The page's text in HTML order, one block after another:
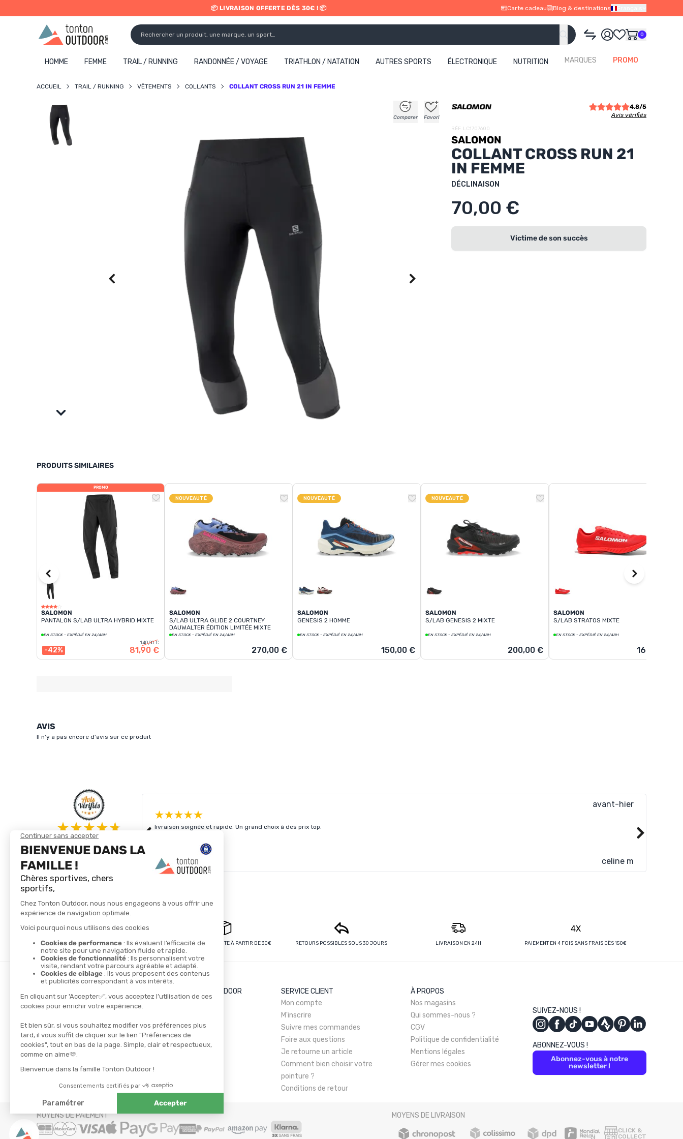
content
📦 LIVRAISON OFFERTE DÈS 30€ ! 📦
✨ RETRAIT EN MAGASIN GRATUIT
Carte cadeau Blog & destinations
0
HOMME FEMME TRAIL / RUNNING RANDONNÉE / VOYAGE TRIATHLON / NATATION AUTRES SPORTS ÉLECTRONIQUE NUTRITION MARQUES PROMO
ACCUEIL TRAIL / RUNNING VÊTEMENTS COLLANTS COLLANT CROSS RUN 21 IN FEMME
+
+
Comparer
+
+
Favori
4.8/5
Avis vérifiés
RÉF. LC1707600
SALOMON
COLLANT CROSS RUN 21
IN FEMME
DÉCLINAISON
70,00 €
Victime de son succès
PRODUITS SIMILAIRES
PROMO
SALOMON
PANTALON S/LAB ULTRA HYBRID MIXTE
EN STOCK - EXPÉDIÉ EN 24/48H
-42%
140,00 €
81,90 €
NOUVEAUTÉ
SALOMON
S/LAB ULTRA GLIDE 2 COURTNEY
DAUWALTER ÉDITION LIMITÉE MIXTE
EN STOCK - EXPÉDIÉ EN 24/48H
270,00 €
NOUVEAUTÉ
SALOMON
GENESIS 2 HOMME
EN STOCK - EXPÉDIÉ EN 24/48H
150,00 €
NOUVEAUTÉ
SALOMON
S/LAB GENESIS 2 MIXTE
EN STOCK - EXPÉDIÉ EN 24/48H
200,00 €
SALOMON
S/LAB STRATOS MIXTE
EN STOCK - EXPÉDIÉ EN 24/48H
160,00 €
AVIS
Il n'y a pas encore d'avis sur ce produit
4.8/5
Basé sur4 316avis des 12 derniers mois
Voir tous les avis
avant-hier
livraison soignée et rapide. Un grand choix à des prix top.
celine m
PAIEMENT SÉCURISÉ LIVRAISON GRATUITE À PARTIR DE 30€ RETOURS POSSIBLES SOUS 30 JOURS LIVRAISON EN 24H
4X
PAIEMENT EN 4 FOIS SANS FRAIS DÈS 150€
TROUVER UN MAGASIN
CONTACTEZ-NOUS
LES + DE TONTON OUTDOOR
Les codes promos
SERVICE CLIENT
Mon compte
M'inscrire
Suivre mes commandes
Foire aux questions
Je retourne un article
Comment bien choisir votre
pointure ?
Conditions de retour
À PROPOS
Nos magasins
Qui sommes-nous ?
CGV
Politique de confidentialité
Mentions légales
Gérer mes cookies
NOS PARTENAIRES
SUIVEZ-NOUS !
ABONNEZ-VOUS !
Abonnez-vous à notre
newsletter !
MOYENS DE PAIEMENT MOYENS DE LIVRAISON
CLICK &
COLLECT